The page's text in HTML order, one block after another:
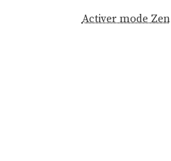
Activer mode Zen